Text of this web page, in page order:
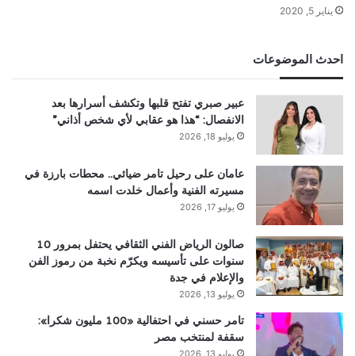
يناير 5, 2020
احدث الموضوعات
عبير صبري تفتح قلبها وتكشف أسرارها بعد
الانفصال: “هذا هو عقابي لأي شخص أذاني”
يوليو 18, 2026
عامان على رحيل تامر ضيائي.. محطات بارزة في
مسيرته الفنية وأعمال خلدت اسمه
يوليو 17, 2026
صالون الرياض الفني الثقافي يحتفل بمرور 10
سنوات على تأسيسه ويكرّم نخبة من رموز الفن
والإعلام في جدة
يوليو 13, 2026
تامر حسني في احتفالية «100 مليون شكرا»:
سقفة لمنتخب مصر